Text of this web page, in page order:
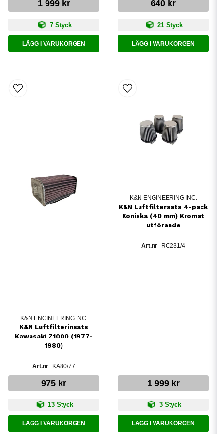
1 999 kr
7 Styck
LÄGG I VARUKORGEN
640 kr
21 Styck
LÄGG I VARUKORGEN
K&N ENGINEERING INC.
K&N Luftfilterinsats
Kawasaki Z1000 (1977-
1980)
KA80/77
975 kr
13 Styck
LÄGG I VARUKORGEN
K&N ENGINEERING INC.
K&N Luftfiltersats 4-pack
Koniska (40 mm) Kromat
utförande
RC231/4
1 999 kr
3 Styck
LÄGG I VARUKORGEN